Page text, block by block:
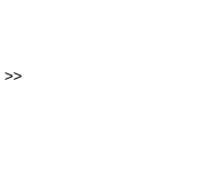
>>